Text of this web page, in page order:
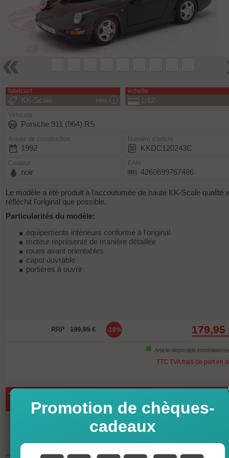
fabricant
infos
KK-Scale
échelle
1:12
Véhicule
Porsche 911 (964) RS
Année de construction
1992
Numéro d'article
KKDC120243C
Couleur
noir
EAN
4260699767486
Le modèle a été produit à l'accoutumée de haute KK-Scale qualité
réfléchit l'original que possible.
Particularités du modèle:
équipements intérieurs conforme à l'original
moteur représenté de manière détaillée
roues avant orientables
capot ouvrable
portières à ouvrir
RRP 199,95 € -10% 179,95
Article disponible
TTC TVA frais de port en
Promotion de chèques-
cadeaux